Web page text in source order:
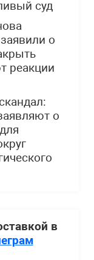
суд
о
реакции
о
в